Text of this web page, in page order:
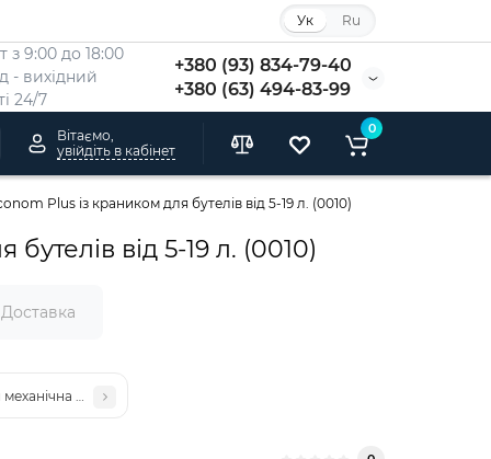
Ук Ru
з 9:00 до 18:00
- вихідний
24/7
+380 (93) 834-79-40
+380 (63) 494-83-99
Вітаємо,
увійдіть в кабінет
0
Plus із краником для бутелів від 5-19 л. (0010)
від 5-19 л. (0010)
Доставка
Віапласт Lilu Econom для бутелів 5-19 л (0018)